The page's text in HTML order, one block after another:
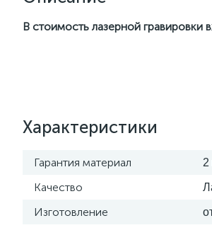
В стоимость лазерной гравировки
Характеристики
Гарантия материал 2
Качество
Изготовление